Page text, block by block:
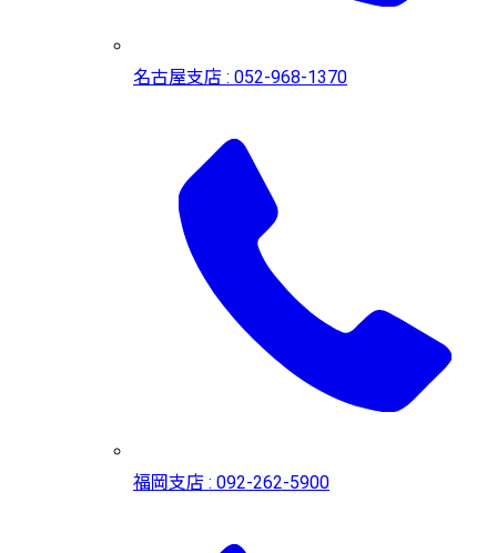
名古屋支店 : 052-968-1370
福岡支店 : 092-262-5900